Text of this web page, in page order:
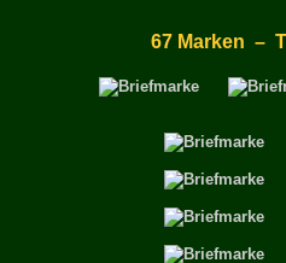
67 Marken –